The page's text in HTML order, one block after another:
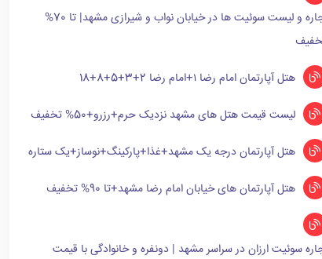
اجاره و لیست سوئیت ها در خیابان نواب و شیرازی مشهد| تا 70%
هتل آپارتمان امام رضا ۱+امام رضا 2+3+5+8+18
لیست قیمت هتل های مشهد نزدیک حرم+رزرو+50% تخفیف
هتل آپارتمان درجه یک مشهد+غذا+پارکینگ+نوساز+یک ستاره
هتل آپارتمان های خیابان امام رضا مشهد+تا 90% تخفیف
سوئیت ارزان در سراسر مشهد | دونفره و خانوادگی با قیمت